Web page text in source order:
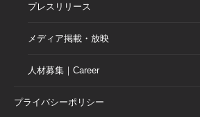
プレスリリース
メディア掲載・放映
人材募集｜Career
プライバシーポリシー